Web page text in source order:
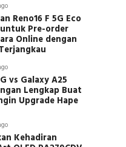
Reno16 F 5G Eco
Pre-order
Online dengan
vs Galaxy A25
Lengkap Buat
Upgrade Hape
Kehadiran